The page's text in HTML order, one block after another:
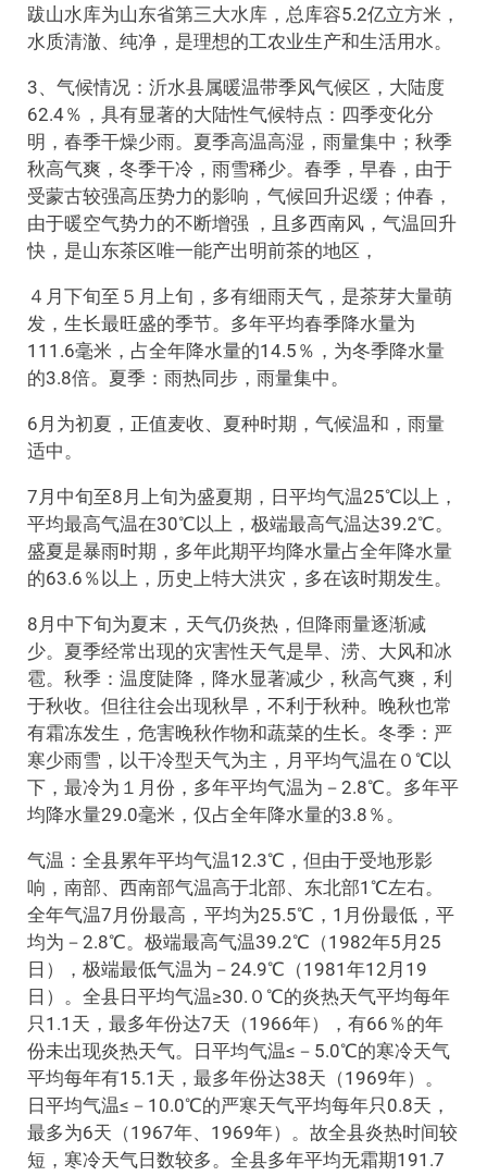
跋山水库为山东省第三大水库，总库容5.2亿立方米，
水质清澈、纯净，是理想的工农业生产和生活用水。
3、气候情况：沂水县属暖温带季风气候区，大陆度
62.4％，具有显著的大陆性气候特点：四季变化分
明，春季干燥少雨。夏季高温高湿，雨量集中；秋季
秋高气爽，冬季干冷，雨雪稀少。春季，早春，由于
受蒙古较强高压势力的影响，气候回升迟缓；仲春，
由于暖空气势力的不断增强 ，且多西南风，气温回升
快，是山东茶区唯一能产出明前茶的地区，
４月下旬至５月上旬，多有细雨天气，是茶芽大量萌
发，生长最旺盛的季节。多年平均春季降水量为
111.6毫米，占全年降水量的14.5％，为冬季降水量
的3.8倍。夏季：雨热同步，雨量集中。
6月为初夏，正值麦收、夏种时期，气候温和，雨量
适中。
7月中旬至8月上旬为盛夏期，日平均气温25℃以上，
平均最高气温在30℃以上，极端最高气温达39.2℃。
盛夏是暴雨时期，多年此期平均降水量占全年降水量
的63.6％以上，历史上特大洪灾，多在该时期发生。
8月中下旬为夏末，天气仍炎热，但降雨量逐渐减
少。夏季经常出现的灾害性天气是旱、涝、大风和冰
雹。秋季：温度陡降，降水显著减少，秋高气爽，利
于秋收。但往往会出现秋旱，不利于秋种。晚秋也常
有霜冻发生，危害晚秋作物和蔬菜的生长。冬季：严
寒少雨雪，以干冷型天气为主，月平均气温在０℃以
下，最冷为１月份，多年平均气温为－2.8℃。多年平
均降水量29.0毫米，仅占全年降水量的3.8％。
气温：全县累年平均气温12.3℃，但由于受地形影
响，南部、西南部气温高于北部、东北部1℃左右。
全年气温7月份最高，平均为25.5℃，1月份最低，平
均为－2.8℃。极端最高气温39.2℃（1982年5月25
日），极端最低气温为－24.9℃（1981年12月19
日）。全县日平均气温≥30.０℃的炎热天气平均每年
只1.1天，最多年份达7天（1966年），有66％的年
份未出现炎热天气。日平均气温≤－5.0℃的寒冷天气
平均每年有15.1天，最多年份达38天（1969年）。
日平均气温≤－10.0℃的严寒天气平均每年只0.8天，
最多为6天（1967年、1969年）。故全县炎热时间较
短，寒冷天气日数较多。全县多年平均无霜期191.7